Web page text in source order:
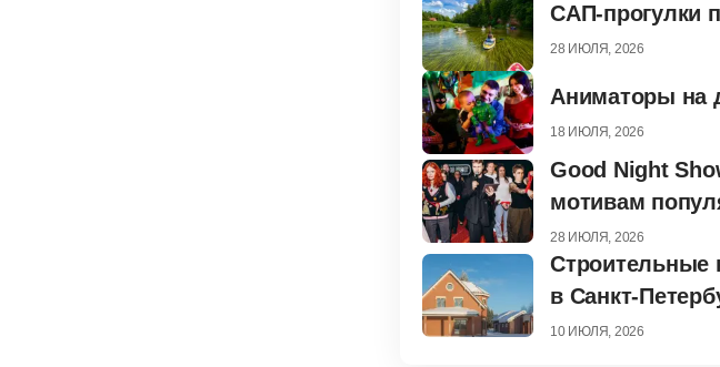
САП-прогулки
28 ИЮЛЯ, 2026
Аниматоры на
18 ИЮЛЯ, 2026
Good Night
мотивам
28 ИЮЛЯ, 2026
Строительные
в Санкт-
10 ИЮЛЯ, 2026